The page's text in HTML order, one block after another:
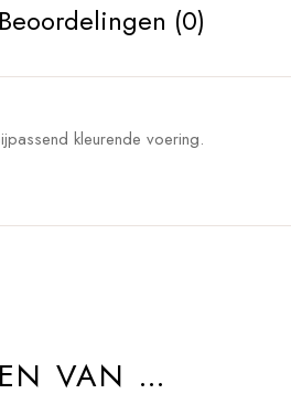
Beoordelingen (0)
kleurende voering.
VAN …